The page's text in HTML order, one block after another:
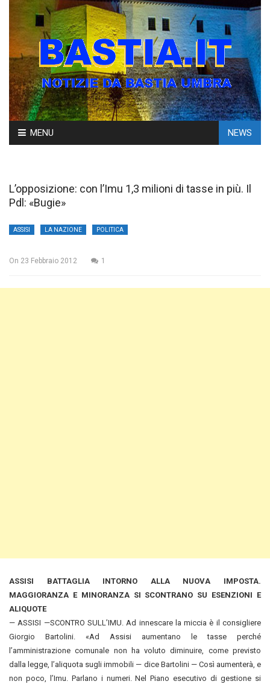
Skip
to
MENU NEWS
L’opposizione: con l’Imu 1,3 milioni di tasse in più. Il
Pdl: «Bugie»
ASSISI LA NAZIONE POLITICA
On 23 Febbraio 2012 1
ASSISI BATTAGLIA INTORNO ALLA NUOVA IMPOSTA.
MAGGIORANZA E MINORANZA SI SCONTRANO SU ESENZIONI E
ALIQUOTE
— ASSISI —SCONTRO SULL’IMU. Ad innescare la miccia è il consigliere
Giorgio Bartolini. «Ad Assisi aumentano le tasse perché
l’amministrazione comunale non ha voluto diminuire, come previsto
dalla legge, l’aliquota sugli immobili — dice Bartolini — Così aumenterà, e
non poco, l’Imu. Parlano i numeri. Nel Piano esecutivo di gestione si